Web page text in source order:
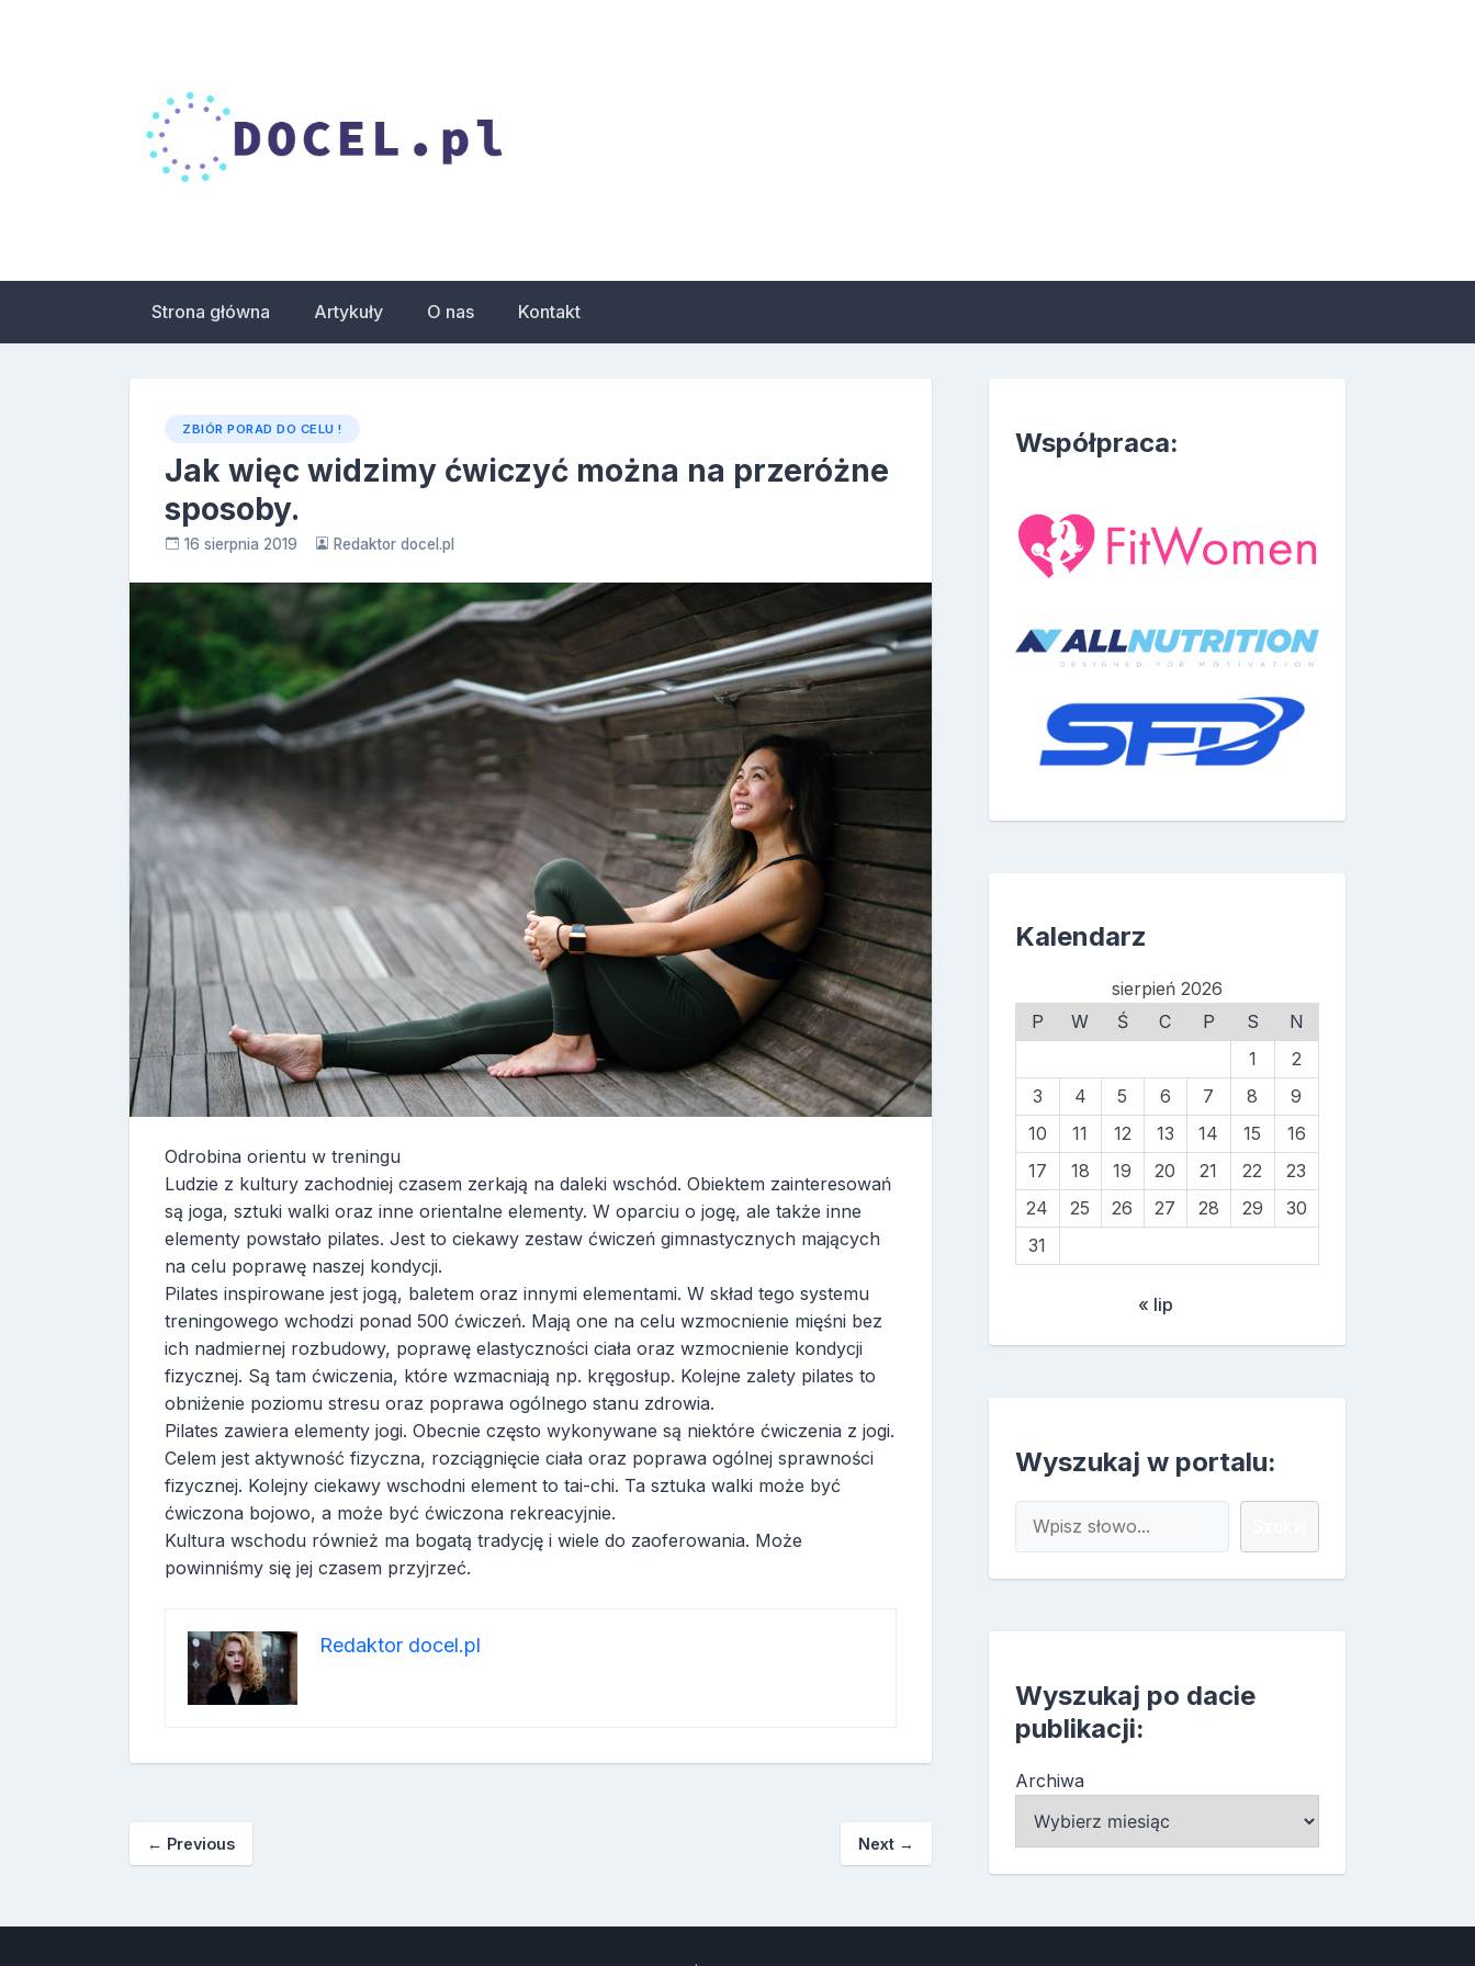
Droga do celu – zbiór porad dotyczących suplementacji i
zdrowia
Strona główna Artykuły O nas Kontakt
ZBIÓR PORAD DO CELU !
Jak więc widzimy ćwiczyć można na przeróżne
sposoby.
16 sierpnia 2019 Redaktor docel.pl
Odrobina orientu w treningu
Ludzie z kultury zachodniej czasem zerkają na daleki wschód. Obiektem zainteresowań
są joga, sztuki walki oraz inne orientalne elementy. W oparciu o jogę, ale także inne
elementy powstało pilates. Jest to ciekawy zestaw ćwiczeń gimnastycznych mających
na celu poprawę naszej kondycji.
Pilates inspirowane jest jogą, baletem oraz innymi elementami. W skład tego systemu
treningowego wchodzi ponad 500 ćwiczeń. Mają one na celu wzmocnienie mięśni bez
ich nadmiernej rozbudowy, poprawę elastyczności ciała oraz wzmocnienie kondycji
fizycznej. Są tam ćwiczenia, które wzmacniają np. kręgosłup. Kolejne zalety pilates to
obniżenie poziomu stresu oraz poprawa ogólnego stanu zdrowia.
Pilates zawiera elementy jogi. Obecnie często wykonywane są niektóre ćwiczenia z jogi.
Celem jest aktywność fizyczna, rozciągnięcie ciała oraz poprawa ogólnej sprawności
fizycznej. Kolejny ciekawy wschodni element to tai-chi. Ta sztuka walki może być
ćwiczona bojowo, a może być ćwiczona rekreacyjnie.
Kultura wschodu również ma bogatą tradycję i wiele do zaoferowania. Może
powinniśmy się jej czasem przyjrzeć.
Redaktor docel.pl
← Previous Next →
Współpraca:
Kalendarz
sierpień 2026
P
W Ś C P S
N
1
2
3
4 5 6 7 8
9
10
11 12 13 14 15
16
17
18 19 20 21 22
23
24
25 26 27 28 29
30
31
« lip
Wyszukaj w portalu:
Wyszukaj po dacie
publikacji:
Archiwa